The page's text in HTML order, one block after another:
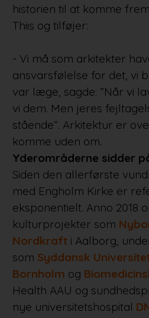
historien til at komme
Thiis og tilføjer:
- Vi må som arkitekter
ansvarsfølelse for det, vi
var læge, sagde: ”Når vi
vi dem. Men jeres
stående”. Arkitektur er
komme uden om.
Yderområderne sidder
Siden den allerførste
med Engholm Kirke er
eksponentielt. Anno 2018
kulturprojekter som
Nordkrafti Aalborg,
som Syddansk
Bornholm og
Health AAU og
nye universitetshospital